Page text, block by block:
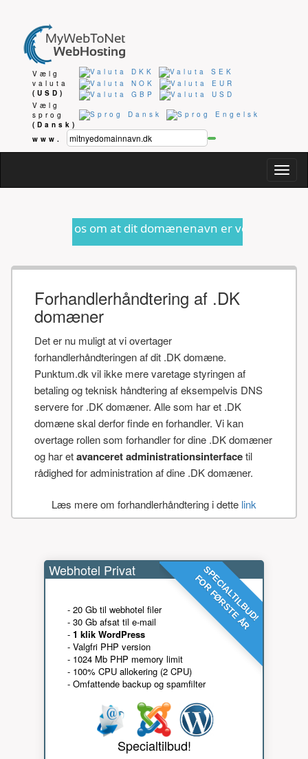
Vælg
valuta
(USD)
Vælg
sprog
(Dansk)
www.
om at dit domænenavn er ved at udløbe eller
Forhandlerhåndtering af .DK
domæner
Det er nu muligt at vi overtager
forhandlerhåndteringen af dit .DK domæne.
Punktum.dk vil ikke mere varetage styringen af
betaling og teknisk håndtering af eksempelvis DNS
servere for .DK domæner. Alle som har et .DK
domæne skal derfor finde en forhandler. Vi kan
overtage rollen som forhandler for dine .DK domæner
og har etavanceret administrationsinterfacetil
rådighed for administration af dine .DK domæner.
Læs mere om forhandlerhåndtering i dette link
SPECIALTILBUD!
FOR FØRSTE ÅR
Webhotel Privat
- 20 Gb til webhotel filer
- 30 Gb afsat til e-mail
- 1 klik WordPress
- Valgfri PHP version
- 1024 Mb PHP memory limit
- 100% CPU allokering (2 CPU)
- Omfattende backup og spamfilter
Specialtilbud!